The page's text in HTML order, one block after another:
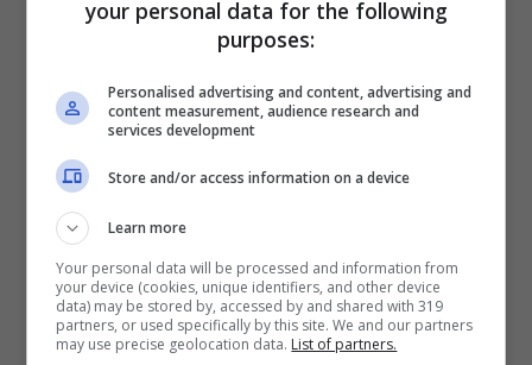
ad indici di presenza |
https://t.co/5bBtAsCHhS
your personal data for the following
purposes:
Personalised advertising and content, advertising and
content measurement, audience research and
services development
Store and/or access information on a device
Learn more
Your personal data will be processed and information from
your device (cookies, unique identifiers, and other device
data) may be stored by, accessed by and shared with 319
partners, or used specifically by this site. We and our partners
may use precise geolocation data. List of partners.